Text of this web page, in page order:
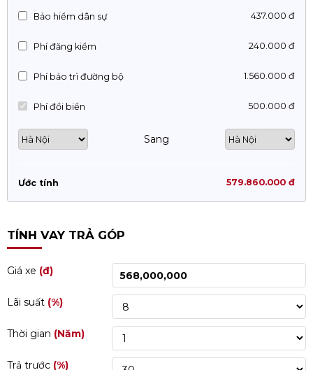
Bảo hiểm dân sự 437.000 đ
Phí đăng kiểm 240.000 đ
Phí bảo trì đường bộ 1.560.000 đ
Phí đổi biển 500.000 đ
Sang
Ước tính 579.860.000 đ
TÍNH VAY TRẢ GÓP
Giá xe (đ)
Lãi suất (%)
Thời gian (Năm)
Trả trước (%)